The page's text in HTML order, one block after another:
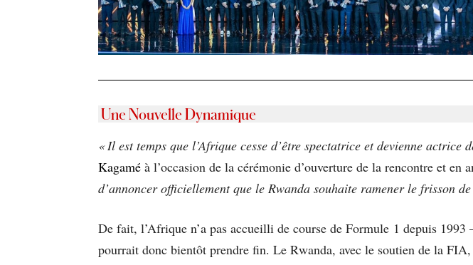
Une Nouvelle Dynamique
« Il est temps que l’Afrique cesse d’être spectatrice et devienne actrice
Kagamé à l’occasion de la cérémonie d’ouverture de la rencontre et
d’annoncer officiellement que le Rwanda souhaite ramener le frisson
De fait, l’Afrique n’a pas accueilli de course de Formule 1 depuis
pourrait donc bientôt prendre fin. Le Rwanda, avec le soutien de la